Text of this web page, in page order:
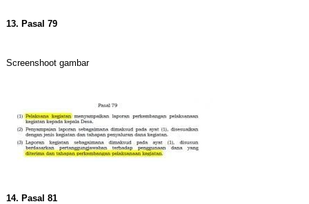
13. Pasal 79
Screenshoot gambar
14. Pasal 81